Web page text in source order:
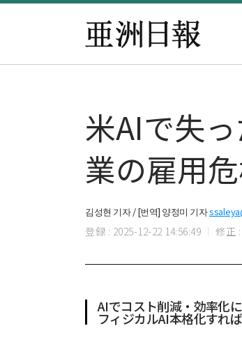
米AIで失
業の雇用
김성현 기자 / [번역] 양정미 기자
登録 : 2025-12-22 14:56:49 修正
AIでコスト削減・効率化
フィジカルAI本格化すれ